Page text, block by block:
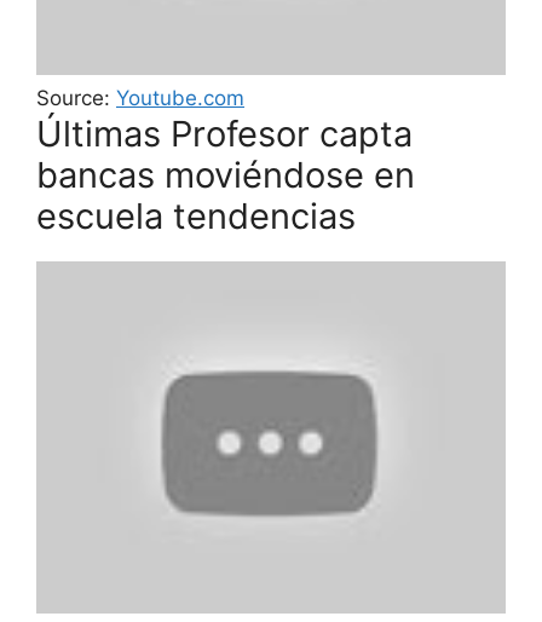
Source: Youtube.com
Últimas Profesor capta
bancas moviéndose en
escuela tendencias